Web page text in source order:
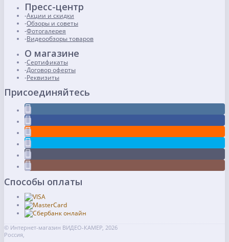
Пресс-центр
Акции и скидки
Обзоры и советы
Фотогалерея
Видеообзоры товаров
О магазине
Сертификаты
Договор оферты
Реквизиты
Присоединяйтесь
Способы оплаты
© Интернет-магазин ВИДЕО-КАМЕР, 2026
Россия,